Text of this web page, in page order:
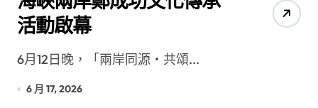
活動啟幕
6月12日晚，「兩岸同源‧共頌...
6 月 17, 2026